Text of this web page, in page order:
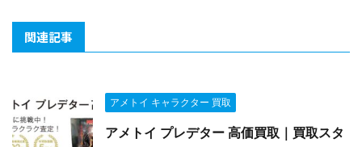
関連記事
アメトイ キャラクター 買取
アメトイ プレデター 高価買取｜買取スタ